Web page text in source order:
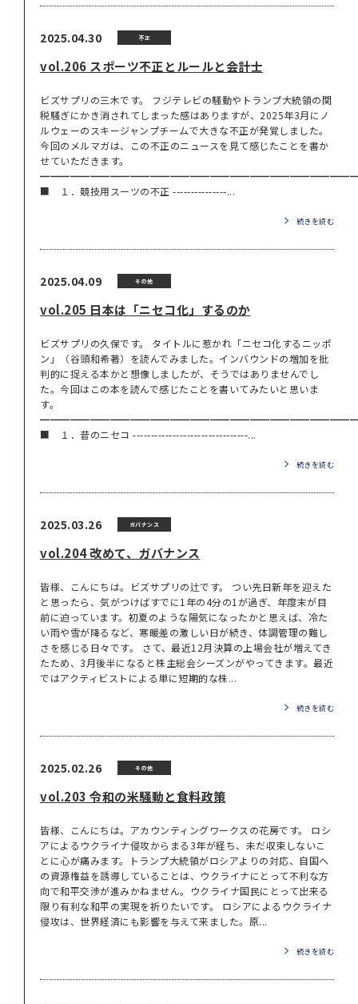
2025.04.30 不正
vol.206 スポーツ不正とルールと会計士
ビズサプリの三木です。 フジテレビの騒動やトランプ大統領の関
税騒ぎにかき消されてしまった感はありますが、2025年3月にノ
ルウェーのスキージャンプチームで大きな不正が発覚しました。
今回のメルマガは、この不正のニュースを見て感じたことを書か
せていただきます。
■ １．競技用スーツの不正 ---------------...
続きを読む
2025.04.09 その他
vol.205 日本は「ニセコ化」するのか
ビズサプリの久保です。 タイトルに惹かれ「ニセコ化するニッポ
ン」（谷頭和希著）を読んでみました。インバウンドの増加を批
判的に捉える本かと想像しましたが、そうではありませんでし
た。今回はこの本を読んで感じたことを書いてみたいと思いま
す。
■ １．昔のニセコ --------------------------------...
続きを読む
2025.03.26 ガバナンス
vol.204 改めて、ガバナンス
皆様、こんにちは。ビズサプリの辻です。 つい先日新年を迎えた
と思ったら、気がつけばすでに1年の4分の1が過ぎ、年度末が目
前に迫っています。初夏のような陽気になったかと思えば、冷た
い雨や雪が降るなど、寒暖差の激しい日が続き、体調管理の難し
さを感じる日々です。 さて、最近12月決算の上場会社が増えてき
たため、3月後半になると株主総会シーズンがやってきます。最近
ではアクティビストによる単に短期的な株...
続きを読む
2025.02.26 その他
vol.203 令和の米騒動と食料政策
皆様、こんにちは。アカウンティングワークスの花房です。 ロシ
アによるウクライナ侵攻からまる3年が経ち、未だ収束しないこ
とに心が痛みます。トランプ大統領がロシアよりの対応、自国へ
の資源権益を誘導していることは、ウクライナにとって不利な方
向で和平交渉が進みかねません。ウクライナ国民にとって出来る
限り有利な和平の実現を祈りたいです。 ロシアによるウクライナ
侵攻は、世界経済にも影響を与えて来ました。原...
続きを読む